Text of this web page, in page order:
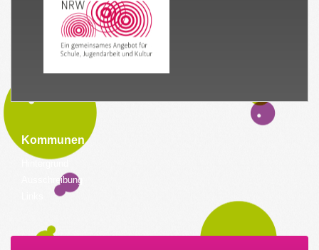
Kommunen
Hintergrund
Ausschreibung